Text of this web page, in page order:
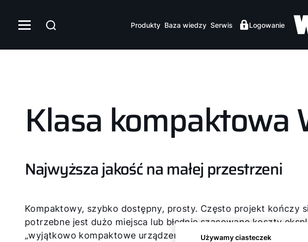
Produkty Baza wiedzy Serwis Logowanie
Klasa kompaktowa
Najwyższa jakość na małej przestrzeni
Kompaktowy, szybko dostępny, prosty. Często projekt kończy
potrzebne jest dużo miejsca lub błędnie szacowane koszty
„wyjątkowo kompaktowe urządzenia” WOLF. Zawsze
Używamy ciasteczek